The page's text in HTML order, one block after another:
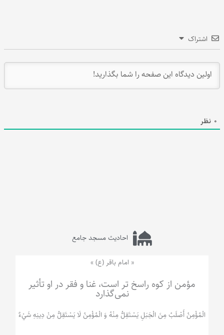
اشتراک
0 نظر
احادیث مسجد جامع
« امام باقر (ع) »
مؤمن از کوه راسخ تر است، غنا و فقر در او تأثیر
نمی‌گذارد
الْمُؤْمِنُ‌ أَصْلَبُ‌ مِنَ‌ الْجَبَلِ‌ یَسْتَقِلُّ مِنْهُ وَ الْمُؤْمِنُ لَا يَسْتَقِلُّ مِنْ دِينِهِ شَيْ‌ءٌ